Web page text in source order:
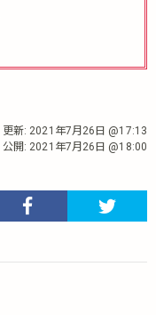
更新: 2021年7月26日 @17:13
公開: 2021年7月26日 @18:00